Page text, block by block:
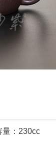
： 230cc